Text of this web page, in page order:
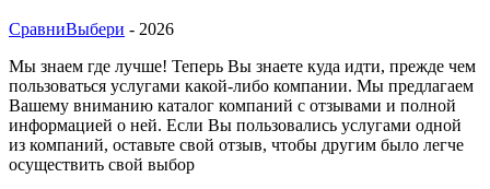
СравниВыбери - 2026
Мы знаем где лучше! Теперь Вы знаете куда идти, прежде чем
пользоваться услугами какой-либо компании. Мы предлагаем
Вашему вниманию каталог компаний с отзывами и полной
информацией о ней. Если Вы пользовались услугами одной
из компаний, оставьте свой отзыв, чтобы другим было легче
осуществить свой выбор